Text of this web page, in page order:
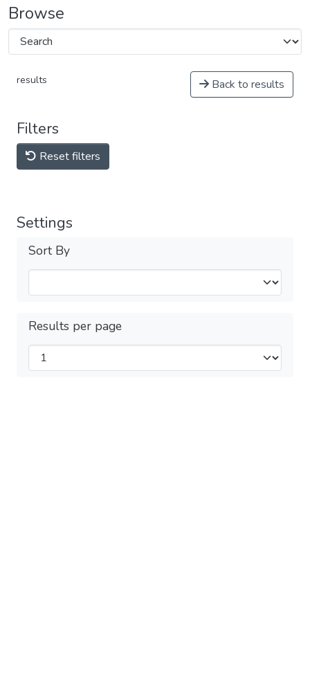
Browse
results Back to results
Filters
Reset filters
Settings
Sort By
Results per page